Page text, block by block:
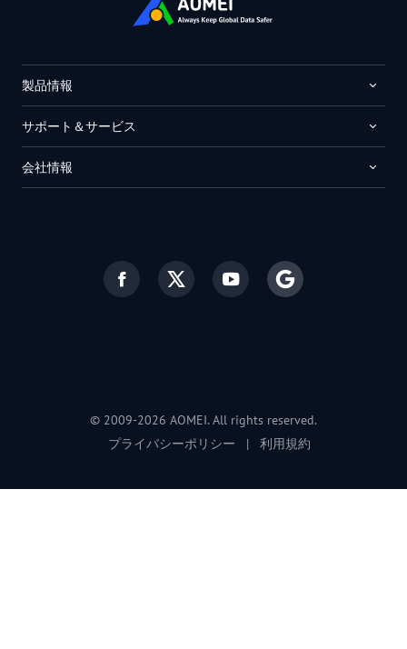
製品情報
サポート＆サービス
会社情報
© 2009-2026 AOMEI. All rights reserved.
プライバシーポリシー
| 利用規約